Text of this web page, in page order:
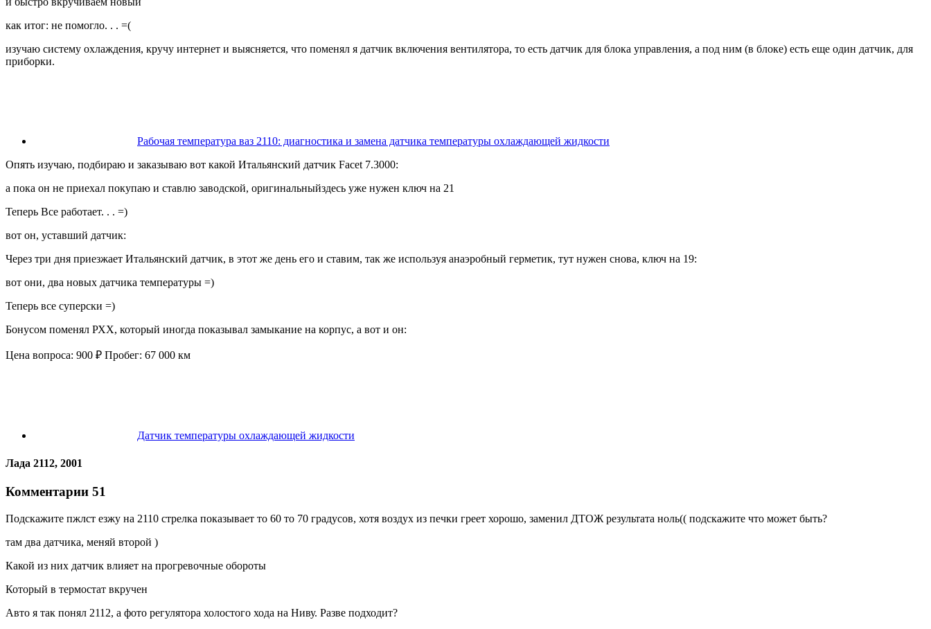
как итог: не помогло. . . =(
изучаю систему охлаждения, кручу интернет и выясняется, что поменял я датчик включения вентилятора, то есть датчик для блока управления, а под ним (в блоке) есть еще один датчик, для
приборки.
Рабочая температура ваз 2110: диагностика и замена датчика температуры охлаждающей жидкости
Опять изучаю, подбираю и заказываю вот какой Итальянский датчик Facet 7.3000:
а пока он не приехал покупаю и ставлю заводской, оригинальныйздесь уже нужен ключ на 21
Теперь Все работает. . . =)
вот он, уставший датчик:
Через три дня приезжает Итальянский датчик, в этот же день его и ставим, так же используя анаэробный герметик, тут нужен снова, ключ на 19:
вот они, два новых датчика температуры =)
Теперь все суперски =)
Бонусом поменял РХХ, который иногда показывал замыкание на корпус, а вот и он:
Цена вопроса: 900 ₽ Пробег: 67 000 км
Датчик температуры охлаждающей жидкости
Лада 2112, 2001
Комментарии 51
Подскажите пжлст езжу на 2110 стрелка показывает то 60 то 70 градусов, хотя воздух из печки греет хорошо, заменил ДТОЖ результата ноль(( подскажите что может быть?
там два датчика, меняй второй )
Какой из них датчик влияет на прогревочные обороты
Который в термостат вкручен
Авто я так понял 2112, а фото регулятора холостого хода на Ниву. Разве подходит?